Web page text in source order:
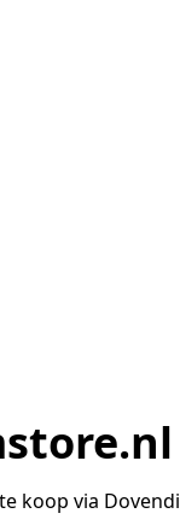
koop via Dovendi